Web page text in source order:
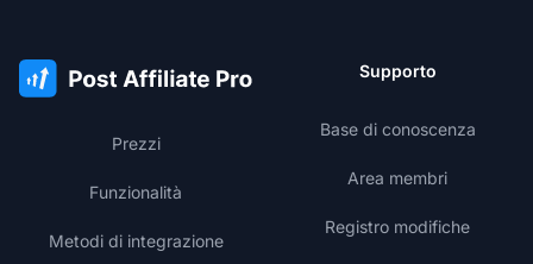
Prezzi
Funzionalità
Metodi di integrazione
Supporto
Base di conoscenza
Area membri
Registro modifiche